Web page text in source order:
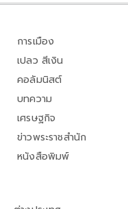
การเมือง
เปลว สีเงิน
คอลัมนิสต์
บทความ
เศรษฐกิจ
ข่าวพระราชสำนัก
หนังสือพิมพ์